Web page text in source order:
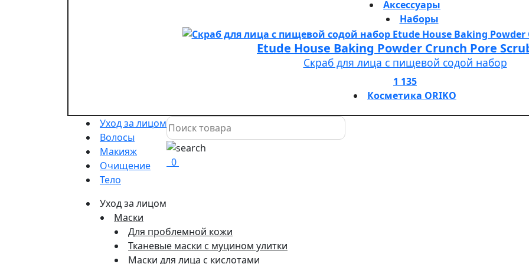
Аксессуары
Наборы
Etude House Baking Powder Crunch Pore
Скраб для лица с пищевой содой набор
1 135
Косметика ORIKO
Уход за лицом
Волосы
Макияж
Очищение
Тело
0
Уход за лицом
Маски
Для проблемной кожи
Тканевые маски с муцином улитки
Маски для лица с кислотами